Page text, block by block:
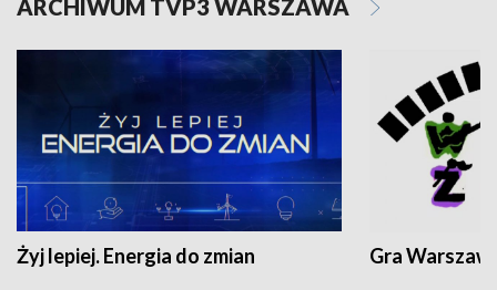
ARCHIWUM TVP3 WARSZAWA
Żyj lepiej. Energia do zmian Gra